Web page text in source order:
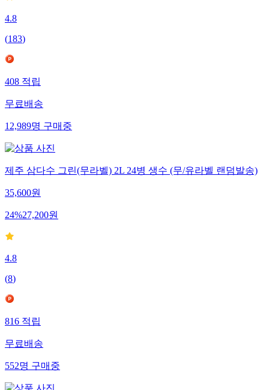
4.8
(183)
408적립
무료배송
12,989명구매중
제주 삼다수 그린(무라벨) 2L 24병 생수 (무/유라벨 랜덤발송)
35,600원
24%27,200원
4.8
(8)
816적립
무료배송
552명구매중